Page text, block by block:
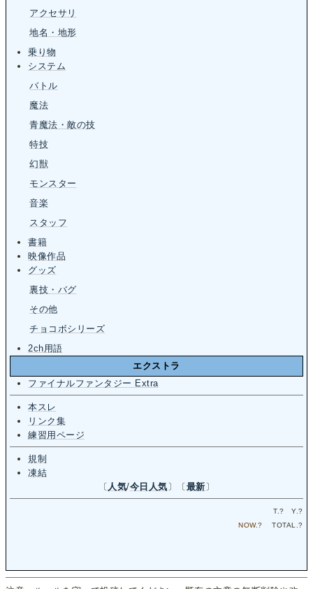
アクセサリ
地名・地形
乗り物
システム
バトル
魔法
青魔法・敵の技
特技
幻獣
モンスター
音楽
スタッフ
書籍
映像作品
グッズ
裏技・バグ
その他
チョコボシリーズ
2ch用語
エクストラ
ファイナルファンタジー Extra
本スレ
リンク集
練習用ページ
規制
凍結
〔 人気/今日人気〕〔最新〕
T.? Y.?
NOW.? TOTAL.?